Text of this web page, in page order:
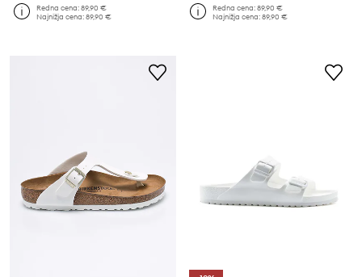
Redna cena:89,90 €
Najnižja cena:89,90 €
Redna cena:89,90 €
Najnižja cena:89,90 €